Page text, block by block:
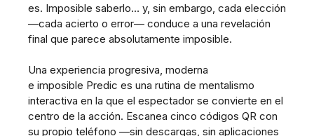
es. Imposible saberlo… y, sin embargo, cada elección
—cada acierto o error— conduce a una revelación
final que parece absolutamente imposible.
Una experiencia progresiva, moderna
e imposible Predic es una rutina de mentalismo
interactiva en la que el espectador se convierte en el
centro de la acción. Escanea cinco códigos QR con
su propio teléfono —sin descargas, sin aplicaciones